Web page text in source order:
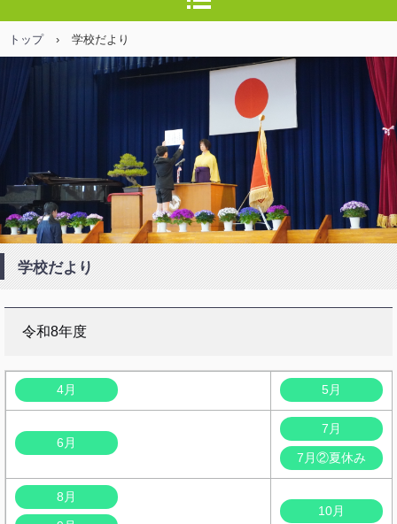
トップ › 学校だより
学校だより
令和8年度
4月 5月
6月
7月
7月②夏休み
8月
10月